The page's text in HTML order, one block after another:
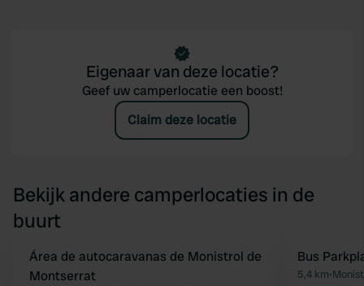
Eigenaar van deze locatie?
Geef uw camperlocatie een boost!
Claim deze locatie
Bekijk andere camperlocaties in de
buurt
Favoriet
Área de autocaravanas de Monistrol de
Montserrat
Bus
5,4 km•